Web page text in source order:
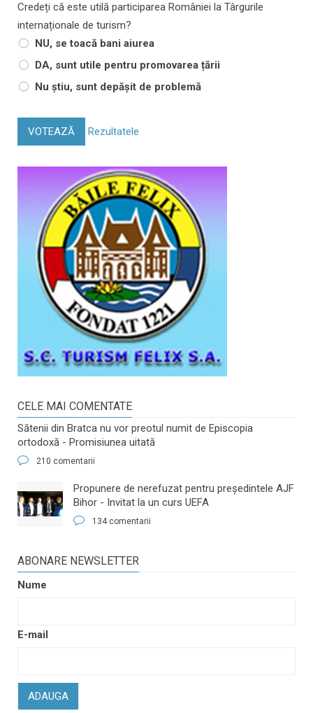
Credeți că este utilă participarea României la Târgurile
internaționale de turism?
NU, se toacă bani aiurea
DA, sunt utile pentru promovarea țării
Nu știu, sunt depășit de problemă
VOTEAZĂ Rezultatele
CELE MAI COMENTATE
Sătenii din Bratca nu vor preotul numit de Episcopia
ortodoxă - Promisiunea uitată
210 comentarii
​Propunere de nerefuzat pentru preşedintele AJF
Bihor - Invitat la un curs UEFA
134 comentarii
ABONARE NEWSLETTER
Nume
E-mail
ADAUGA